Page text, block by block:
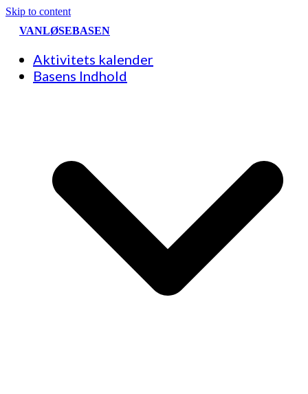
Skip to content
VANLØSEBASEN
Aktivitets kalender
Basens Indhold